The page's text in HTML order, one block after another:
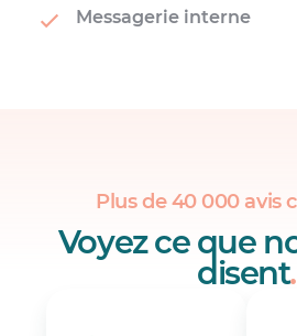
Messagerie interne
Plus de 40 000 avis
Voyez ce que
disent.